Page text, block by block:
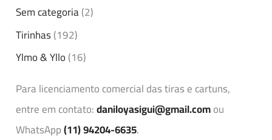
Sem categoria(2)
Tirinhas(192)
Ylmo & Yllo(16)
Para licenciamento comercial das tiras e cartuns,
entre em contato:daniloyasigui@gmail.comou
WhatsApp(11) 94204-6635.